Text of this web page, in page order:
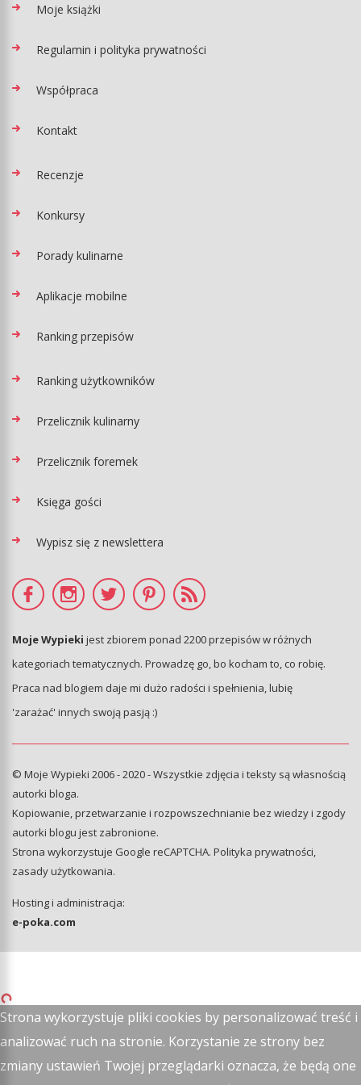
Moje książki
Regulamin i polityka prywatności
Współpraca
Kontakt
Recenzje
Konkursy
Porady kulinarne
Aplikacje mobilne
Ranking przepisów
Ranking użytkowników
Przelicznik kulinarny
Przelicznik foremek
Księga gości
Wypisz się z newslettera
Moje Wypieki jest zbiorem ponad 2200 przepisów w różnych
kategoriach tematycznych. Prowadzę go, bo kocham to, co robię.
Praca nad blogiem daje mi dużo radości i spełnienia, lubię
'zarażać' innych swoją pasją :)
© Moje Wypieki 2006 - 2020 - Wszystkie zdjęcia i teksty są własnością
autorki bloga.
Kopiowanie, przetwarzanie i rozpowszechnianie bez wiedzy i zgody
autorki blogu jest zabronione.
Strona wykorzystuje Google reCAPTCHA. Polityka prywatności,
zasady użytkowania.
Hosting i administracja:
e-poka.com
Strona wykorzystuje pliki cookies by personalizować treść i
analizować ruch na stronie. Korzystanie ze strony bez
zmiany ustawień Twojej przeglądarki oznacza, że będą one